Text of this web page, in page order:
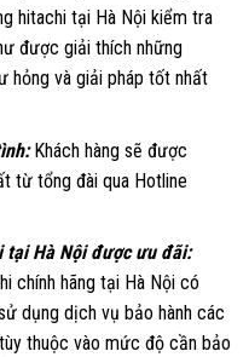
hitachi tại Hà Nội kiểm tra
được giải thích những
hỏng và giải pháp tốt nhất
Khách hàng sẽ được
từ tổng đài qua Hotline
tại Hà Nội được ưu đãi:
chính hãng tại Hà Nội có
dụng dịch vụ bảo hành các
thuộc vào mức độ cần bảo